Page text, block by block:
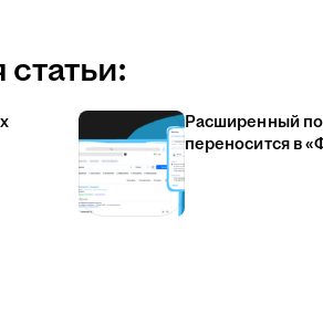
Расширенный
переносится в